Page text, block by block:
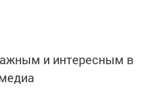
и интересным в